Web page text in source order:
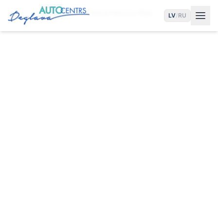
LV/RU
Sākums Pakalpojumi Citroën Serviss Rīgā